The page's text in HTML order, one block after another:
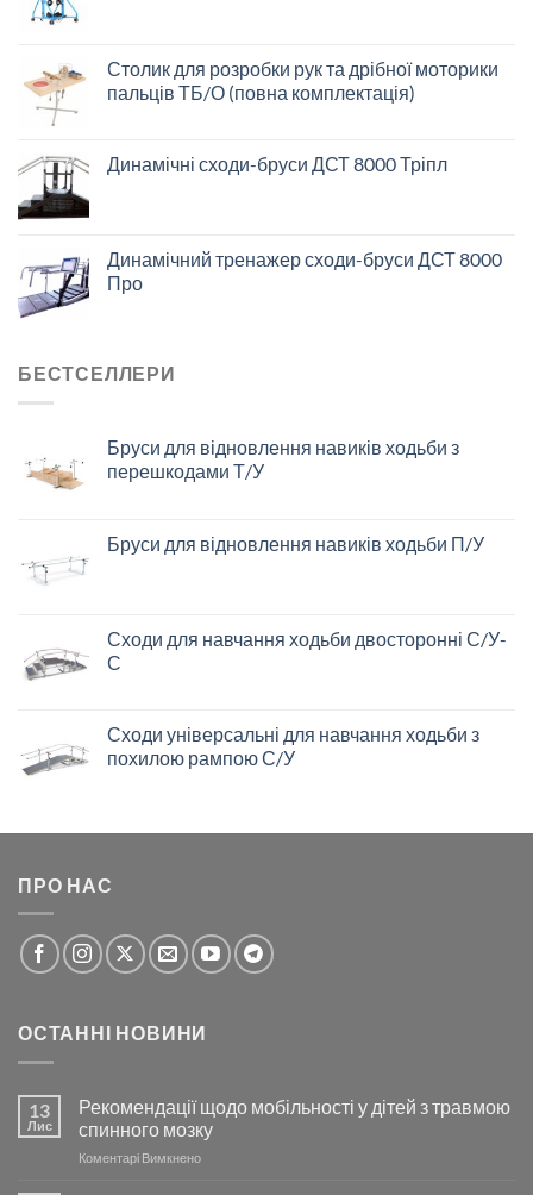
Столик для розробки рук та дрібної моторики
пальців ТБ/О (повна комплектація)
Динамічні сходи-бруси ДСТ 8000 Тріпл
Динамічний тренажер сходи-бруси ДСТ 8000
Про
БЕСТСЕЛЛЕРИ
Бруси для відновлення навиків ходьби з
перешкодами Т/У
Бруси для відновлення навиків ходьби П/У
Сходи для навчання ходьби двосторонні С/У-
С
Сходи універсальні для навчання ходьби з
похилою рампою С/У
ПРО НАС
ОСТАННІ НОВИНИ
13
Лис
Рекомендації щодо мобільності у дітей з травмою
спинного мозку
Коментарі Вимкненодо